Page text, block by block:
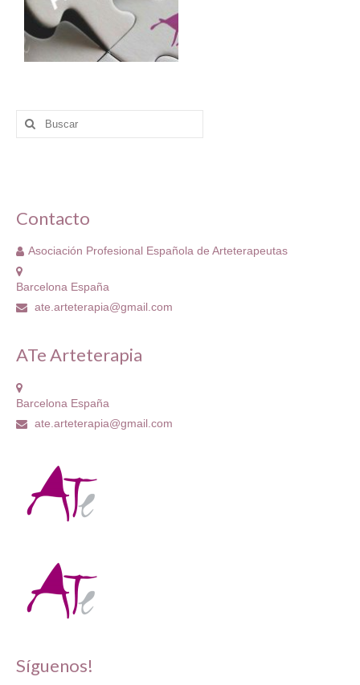
Buscar
por:
Contacto
Asociación Profesional Española de Arteterapeutas
Barcelona España
ate.arteterapia@gmail.com
ATe Arteterapia
Barcelona España
ate.arteterapia@gmail.com
Síguenos!